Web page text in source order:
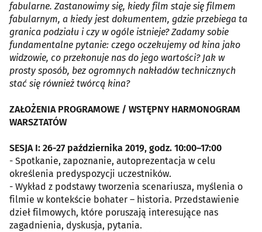
fabularne. Zastanowimy się, kiedy film staje się filmem
fabularnym, a kiedy jest dokumentem, gdzie przebiega ta
granica podziału i czy w ogóle istnieje? Zadamy sobie
fundamentalne pytanie: czego oczekujemy od kina jako
widzowie, co przekonuje nas do jego wartości? Jak w
prosty sposób, bez ogromnych nakładów technicznych
stać się również twórcą kina?
ZAŁOŻENIA PROGRAMOWE / WSTĘPNY HARMONOGRAM
WARSZTATÓW
SESJA I: 26-27 października 2019, godz. 10:00–17:00
- Spotkanie, zapoznanie, autoprezentacja w celu
określenia predyspozycji uczestników.
- Wykład z podstawy tworzenia scenariusza, myślenia o
filmie w kontekście bohater – historia. Przedstawienie
dzieł filmowych, które poruszają interesujące nas
zagadnienia, dyskusja, pytania.